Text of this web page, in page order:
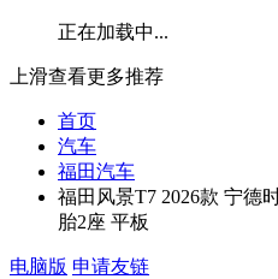
正在加载中...
上滑查看更多推荐
首页
汽车
福田汽车
福田风景T7 2026款 宁德
胎2座 平板
电脑版 申请友链